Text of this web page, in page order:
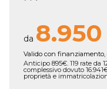
da
Valido con
Anticipo 895€. 119 rate da
complessivo dovuto
proprietà e